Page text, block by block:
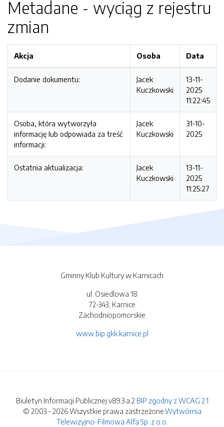
Metadane - wyciąg z rejestru
zmian
Akcja Osoba Data
Dodanie dokumentu:
Jacek
Kuczkowski
13-11-
2025
11:22:45
Osoba, która wytworzyła
informację lub odpowiada za treść
informacji:
Jacek
Kuczkowski
31-10-
2025
Ostatnia aktualizacja:
Jacek
Kuczkowski
13-11-
2025
11:25:27
Gminny Klub Kultury w Karnicach
ul. Osiedlowa 18
72-343, Karnice
Zachodniopomorskie
www.bip.gkk.karnice.pl
Biuletyn Informacji Publicznej v89.3.a.2 BIP zgodny z WCAG 2.1
© 2003 - 2026 Wszystkie prawa zastrzeżone.Wytwórnia
Telewizyjno-Filmowa Alfa Sp. z o.o.